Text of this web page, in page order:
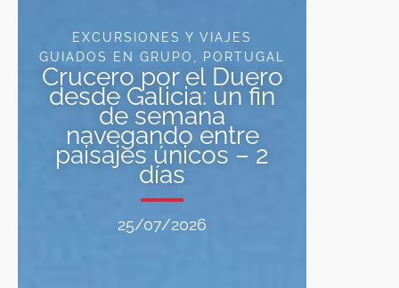
EXCURSIONES Y VIAJES
GUIADOS EN GRUPO
PORTUGAL
Crucero por el Duero
desde Galicia: un fin
de semana
navegando entre
paisajes únicos – 2
días
25/07/2026